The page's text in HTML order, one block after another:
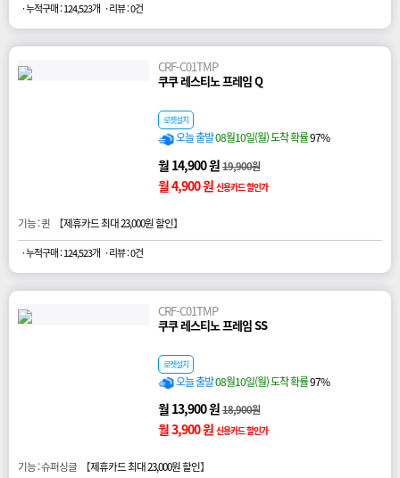
· 누적구매 : 124,523개 · 리뷰 : 0건
CRF-C01TMP
쿠쿠 레스티노 프레임 Q
로켓설치
오늘 출발08월10일(월) 도착 확률97%
월 14,900 원19,900원
월 4,900 원 신용카드 할인가
기능 : 퀸 【제휴카드 최대 23,000원 할인】
· 누적구매 : 124,523개 · 리뷰 : 0건
CRF-C01TMP
쿠쿠 레스티노 프레임 SS
로켓설치
오늘 출발08월10일(월) 도착 확률97%
월 13,900 원18,900원
월 3,900 원 신용카드 할인가
기능 : 슈퍼싱글 【제휴카드 최대 23,000원 할인】